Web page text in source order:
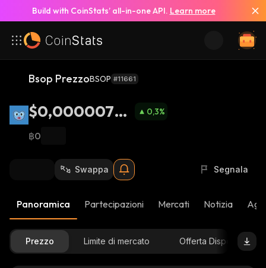
Build with CoinStats’ all-in-one API. Learn more
Bsop PrezzoBSOP #11661
$0,00000787
1
0,3%
฿0
Swappa Segnala
Panoramica Partecipazioni Mercati Notizia
Prezzo Limite di mercato Offerta Disponibile